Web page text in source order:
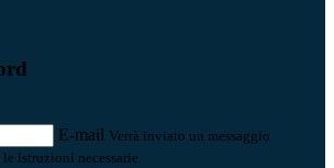
E-mail Verrà inviato un messaggio
istruzioni necessarie.